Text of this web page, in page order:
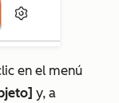
en el menú
y, a